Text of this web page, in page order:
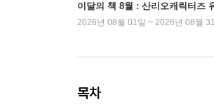
이달의 책 8월 : 산리오캐릭터즈
2026년 08월 01일 ~ 2026년 08월
목차